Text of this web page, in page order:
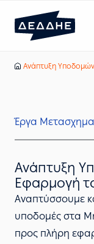
Αρχική
Στρατηγικός
Ανάπτυξη
Έργα
Ανάπτυξη
Eφαρμογή
Αναπτύσσουμε
υποδομές στα
προς πλήρη